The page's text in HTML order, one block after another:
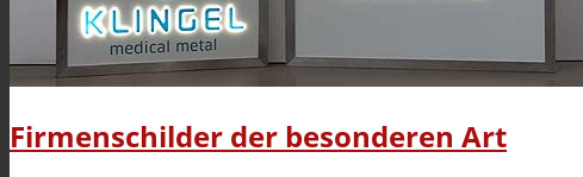
Firmenschilder der besonderen Art